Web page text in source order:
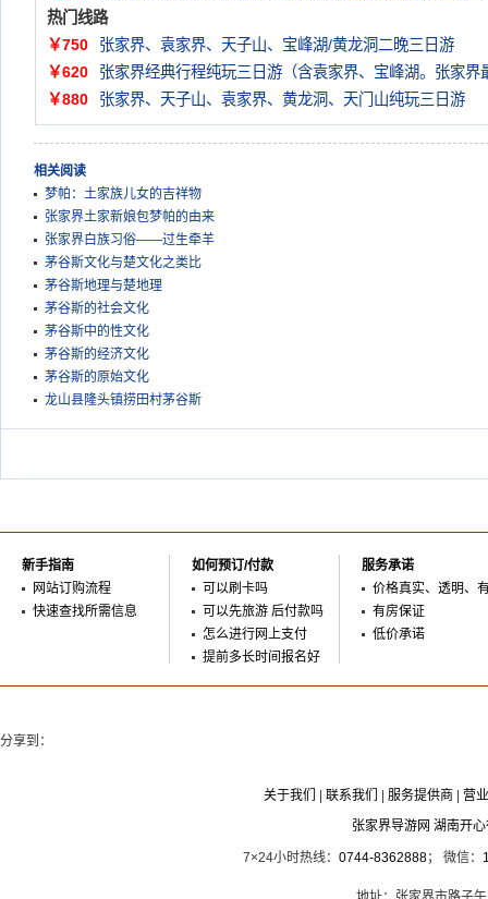
热门线路
￥750
张家界、袁家界、天子山、宝峰湖/黄龙洞二晚三日游
￥620
张家界经典行程纯玩三日游（含袁家界、宝峰湖。张家界
￥880
张家界、天子山、袁家界、黄龙洞、天门山纯玩三日游
相关阅读
梦帕：土家族儿女的吉祥物
张家界土家新娘包梦帕的由来
张家界白族习俗——过生牵羊
茅谷斯文化与楚文化之类比
茅谷斯地理与楚地理
茅谷斯的社会文化
茅谷斯中的性文化
茅谷斯的经济文化
茅谷斯的原始文化
龙山县隆头镇捞田村茅谷斯
新手指南
网站订购流程
快速查找所需信息
如何预订/付款
可以刷卡吗
可以先旅游 后付款吗
怎么进行网上支付
提前多长时间报名好
服务承诺
价格真实、透明、
有房保证
低价承诺
分享到：
关于我们 联系我们 服务提供商
营
张家界导游网 湖南开
7×24小时热线： 0744-8362888； 微信：